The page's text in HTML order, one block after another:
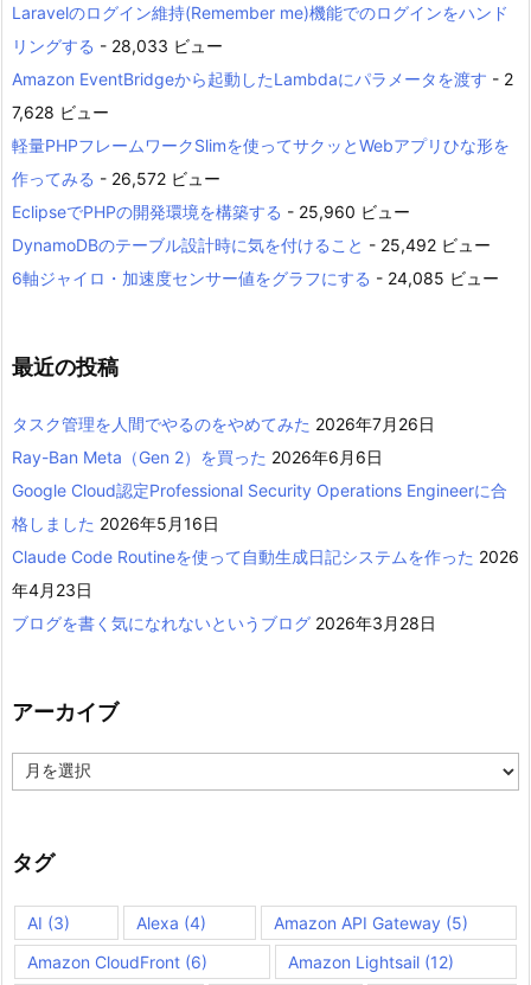
Laravelのログイン維持(Remember me)機能でのログインをハンド
リングする - 28,033 ビュー
Amazon EventBridgeから起動したLambdaにパラメータを渡す - 2
7,628 ビュー
軽量PHPフレームワークSlimを使ってサクッとWebアプリひな形を
作ってみる - 26,572 ビュー
EclipseでPHPの開発環境を構築する - 25,960 ビュー
DynamoDBのテーブル設計時に気を付けること - 25,492 ビュー
6軸ジャイロ・加速度センサー値をグラフにする - 24,085 ビュー
最近の投稿
タスク管理を人間でやるのをやめてみた 2026年7月26日
Ray-Ban Meta（Gen 2）を買った 2026年6月6日
Google Cloud認定Professional Security Operations Engineerに合
格しました 2026年5月16日
Claude Code Routineを使って自動生成日記システムを作った 2026
年4月23日
ブログを書く気になれないというブログ 2026年3月28日
アーカイブ
ー
ブ
タグ
AI (3) Alexa (4) Amazon API Gateway (5)
Amazon CloudFront (6) Amazon Lightsail (12)